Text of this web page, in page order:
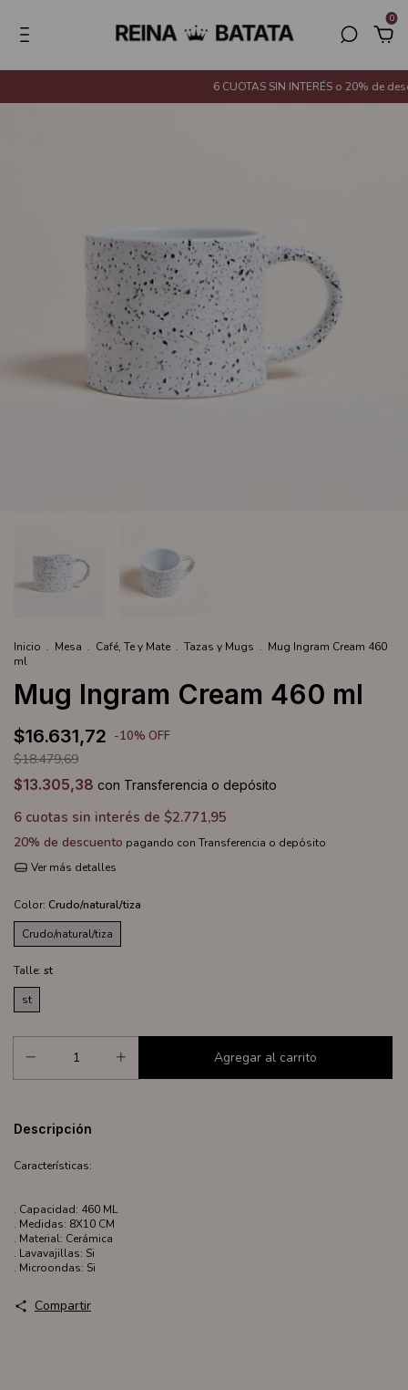
0
6 CUOTAS SIN INTERÉS o 20% de
Inicio . Mesa . Café, Te y Mate . Tazas y Mugs . Mug Ingram Cream 460
ml
Mug Ingram Cream 460 ml
$16.631,72 -10% OFF
$18.479,69
$13.305,38 con Transferencia o depósito
6 cuotas sin interés de $2.771,95
20% de descuento pagando con Transferencia o depósito
Ver más detalles
Color: Crudo/natural/tiza
Crudo/natural/tiza
Talle: st
st
Descripción
Características:
. Capacidad: 460 ML
. Medidas: 8X10 CM
. Material: Cerámica
. Lavavajillas: Si
. Microondas: Si
Compartir